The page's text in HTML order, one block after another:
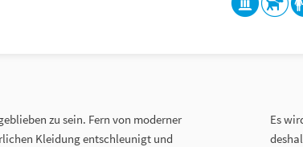
zu sein. Fern von moderner
Kleidung entschleunigt und
Es